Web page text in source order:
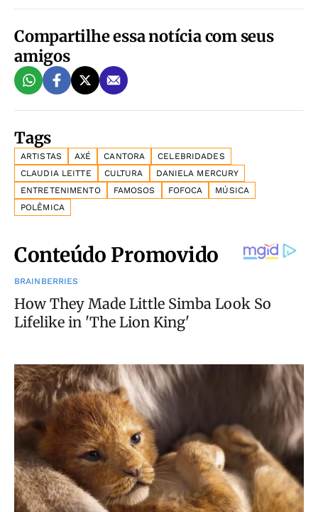
Compartilhe essa notícia com seus
amigos
Tags
ARTISTAS AXÉ CANTORA
CELEBRIDADES
CLAUDIA LEITTE
CULTURA
DANIELA MERCURY
ENTRETENIMENTO
FAMOSOS FOFOCA
MÚSICA
POLÊMICA